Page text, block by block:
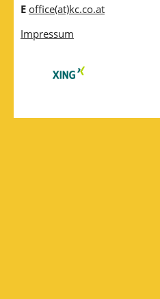
E office(at)kc.co.at
Impressum